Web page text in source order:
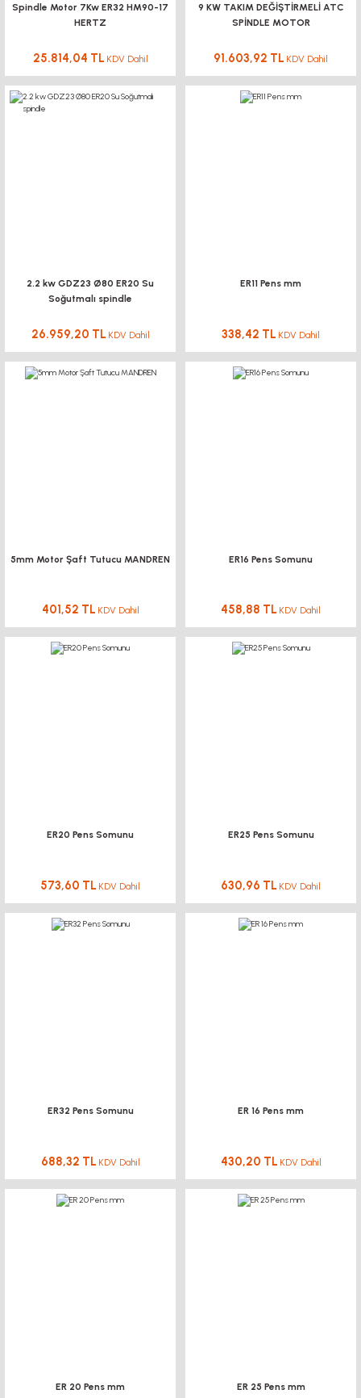
Spindle Motor 7Kw ER32 HM90-17
HERTZ
25.814,04 TL KDV Dahil
9 KW TAKIM DEĞİŞTİRMELİ ATC
SPİNDLE MOTOR
91.603,92 TL KDV Dahil
2.2 kw GDZ23 Ø80 ER20 Su
Soğutmalı spindle
26.959,20 TL KDV Dahil
ER11 Pens mm
338,42 TL KDV Dahil
5mm Motor Şaft Tutucu MANDREN
401,52 TL KDV Dahil
ER16 Pens Somunu
458,88 TL KDV Dahil
ER20 Pens Somunu
573,60 TL KDV Dahil
ER25 Pens Somunu
630,96 TL KDV Dahil
ER32 Pens Somunu
688,32 TL KDV Dahil
ER 16 Pens mm
430,20 TL KDV Dahil
ER 20 Pens mm ER 25 Pens mm